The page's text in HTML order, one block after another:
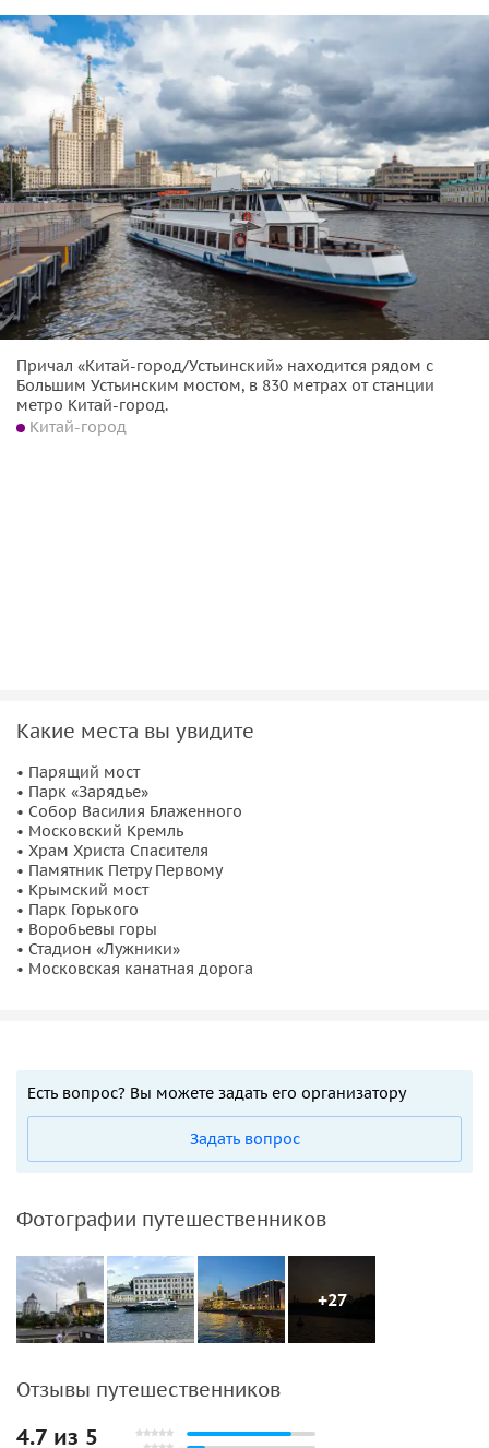
Причал «Китай-город/Устьинский» находится рядом с
Большим Устьинским мостом, в 830 метрах от станции
метро Китай-город.
Китай-город
Какие места вы увидите
• Парящий мост
• Парк «Зарядье»
• Собор Василия Блаженного
• Московский Кремль
• Храм Христа Спасителя
• Памятник Петру Первому
• Крымский мост
• Парк Горького
• Воробьевы горы
• Стадион «Лужники»
• Московская канатная дорога
Есть вопрос? Вы можете задать его организатору
Задать вопрос
Фотографии путешественников
+27
Отзывы путешественников
4.7 из 5